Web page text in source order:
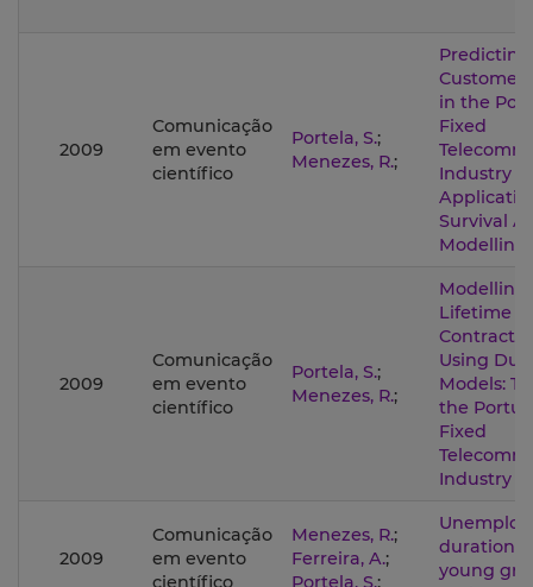
2009
Comunicação
em evento
científico
Portela, S.;
Menezes, R.;
Customer
in the
Fixed
Industry
Survival
Modelling
2009
Comunicação
em evento
científico
Portela, S.;
Menezes, R.;
Modelling
Lifetime
Using
Models:
the
Fixed
Industry
2009
Comunicação
em evento
científico
Menezes, R.;
Ferreira, A.;
Portela, S.;
duration
young